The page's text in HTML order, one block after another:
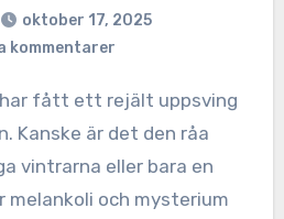
oktober 17, 2025
kommentarer
Kanske är det den råa
vintrarna eller bara en
melankoli och mysterium